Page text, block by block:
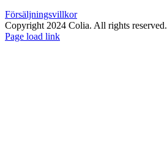
Försäljningsvillkor
Copyright 2024 Colia. All rights reserved.
Page load link